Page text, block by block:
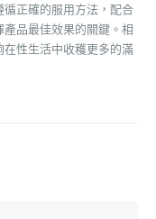
正確的服用方法，配合
品最佳效果的關鍵。相
在性生活中收穫更多的滿